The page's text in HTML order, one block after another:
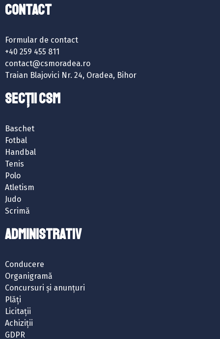
Contact
Formular de contact
+40 259 455 811
contact@csmoradea.ro
Traian Blajovici Nr. 24, Oradea, Bihor
SECȚII CSM
Baschet
Fotbal
Handbal
Tenis
Polo
Atletism
Judo
Scrimă
ADMINISTRATIV
Conducere
Organigramă
Concursuri și anunțuri
Plăți
Licitații
Achiziții
GDPR